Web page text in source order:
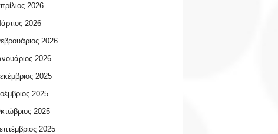
2026
2026
2026
2026
2025
2025
2025
2025